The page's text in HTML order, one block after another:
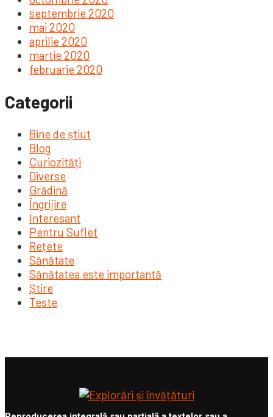
septembrie 2020
mai 2020
aprilie 2020
martie 2020
februarie 2020
Categorii
Bine de știut
Blog
Curiozități
Diverse
Grădină
Îngrijire
Interesant
Pentru Suflet
Rețete
Sănătate
Sănătatea este importantă
Știre
Teste